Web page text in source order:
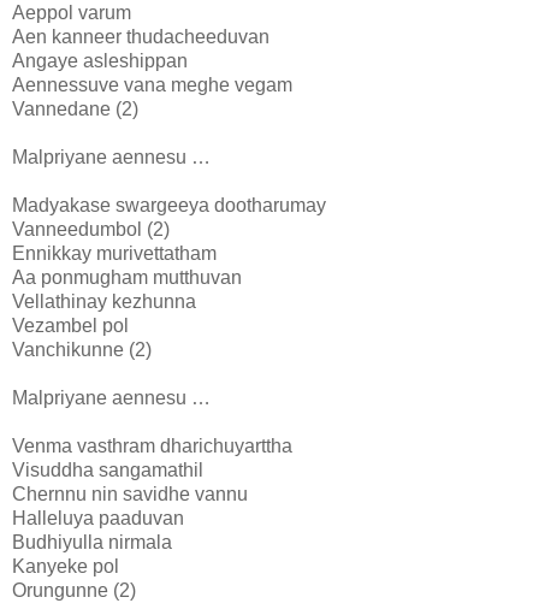
Aeppol varum
Aen kanneer thudacheeduvan
Angaye asleshippan
Aennessuve vana meghe vegam
Vannedane (2)
Malpriyane aennesu …
Madyakase swargeeya dootharumay
Vanneedumbol (2)
Ennikkay murivettatham
Aa ponmugham mutthuvan
Vellathinay kezhunna
Vezambel pol
Vanchikunne (2)
Malpriyane aennesu …
Venma vasthram dharichuyarttha
Visuddha sangamathil
Chernnu nin savidhe vannu
Halleluya paaduvan
Budhiyulla nirmala
Kanyeke pol
Orungunne (2)